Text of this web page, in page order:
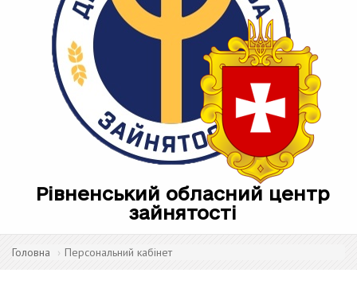
Рівненський обласний центр
зайнятості
Головна Персональний кабінет